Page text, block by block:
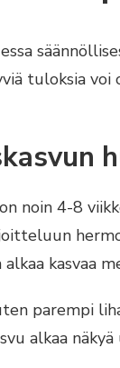
tuloksia
noin 4-8
kasvaa
parempi
alkaa